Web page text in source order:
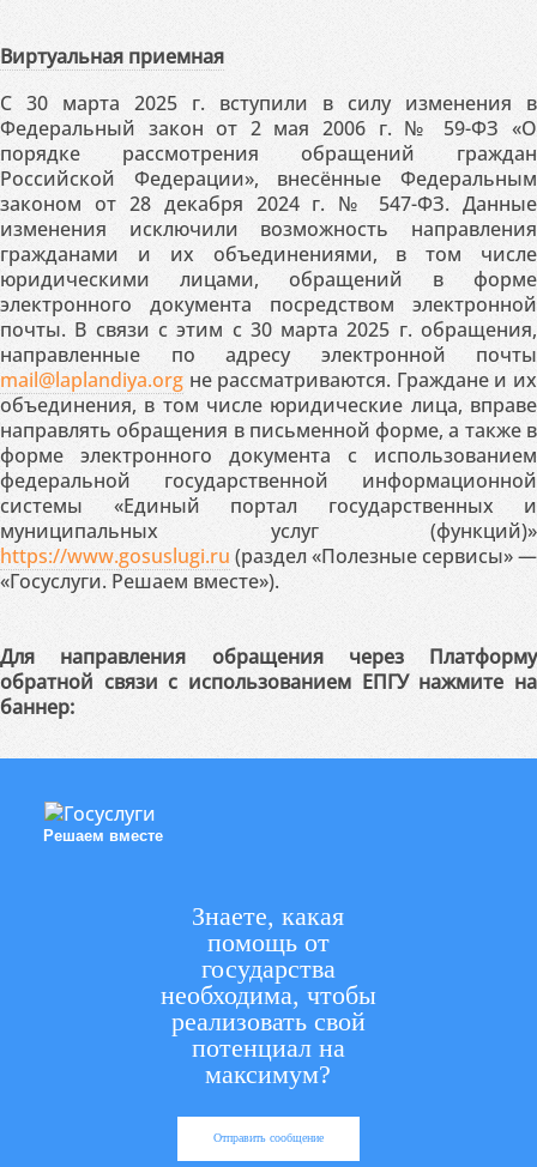
Виртуальная приемная
С 30 марта 2025 г. вступили в силу изменения в
Федеральный закон от 2 мая 2006 г. № 59-ФЗ «О
порядке рассмотрения обращений граждан
Российской Федерации», внесённые Федеральным
законом от 28 декабря 2024 г. № 547-ФЗ. Данные
изменения исключили возможность направления
гражданами и их объединениями, в том числе
юридическими лицами, обращений в форме
электронного документа посредством электронной
почты. В связи с этим с 30 марта 2025 г. обращения,
направленные по адресу электронной почты
mail@laplandiya.org не рассматриваются. Граждане и их
объединения, в том числе юридические лица, вправе
направлять обращения в письменной форме, а также в
форме электронного документа с использованием
федеральной государственной информационной
системы «Единый портал государственных и
муниципальных услуг (функций)»
https://www.gosuslugi.ru (раздел «Полезные сервисы» —
«Госуслуги. Решаем вместе»).
Для направления обращения через Платформу
обратной связи с использованием ЕПГУ нажмите на
баннер:
Решаем вместе
Знаете, какая
помощь от
государства
необходима, чтобы
реализовать свой
потенциал на
максимум?
Отправить сообщение